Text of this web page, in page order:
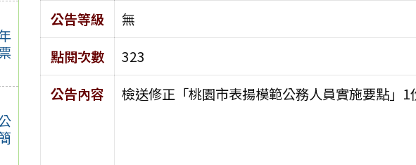
公告等級
無
點閱次數
323
公告內容
檢送修正「桃園市表揚模範公務人員實施要點」1